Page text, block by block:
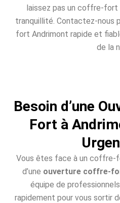
laissez pas un coffre-
tranquillité. Contactez-nous
fort Andrimont rapide et
de la
Besoin d’une
Fort à
Vous êtes face à un coffre-
d’une ouverture coffre-
équipe de
rapidement pour vous sortir